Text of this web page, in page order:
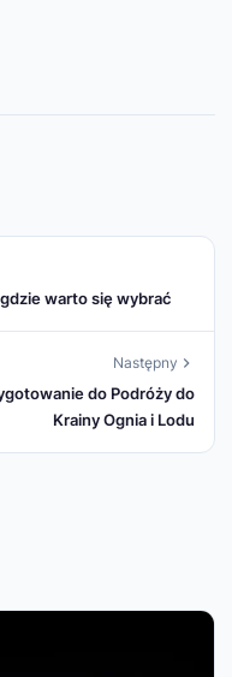
warto się wybrać
Następny
do Podróży do
Krainy Ognia i Lodu